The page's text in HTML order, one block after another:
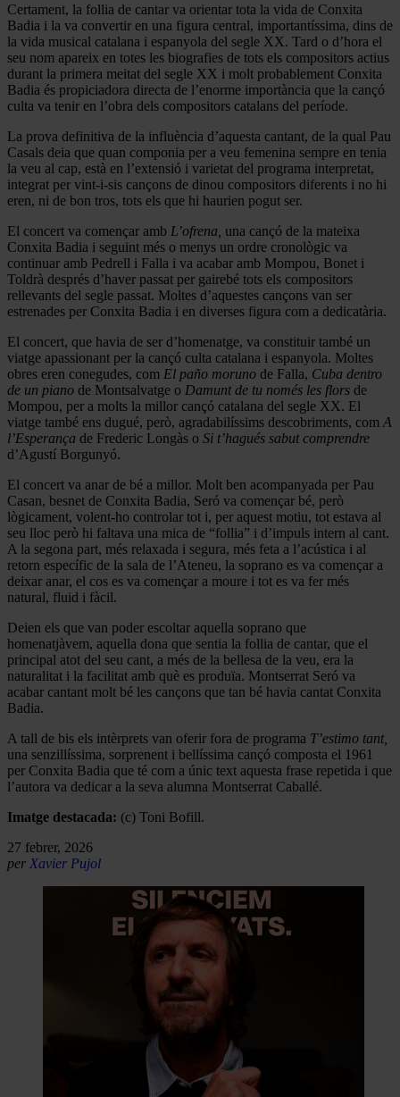
Certament, la follia de cantar va orientar tota la vida de Conxita
Badia i la va convertir en una figura central, importantíssima, dins de
la vida musical catalana i espanyola del segle XX. Tard o d’hora el
seu nom apareix en totes les biografies de tots els compositors actius
durant la primera meitat del segle XX i molt probablement Conxita
Badia és propiciadora directa de l’enorme importància que la cançó
culta va tenir en l’obra dels compositors catalans del període.
La prova definitiva de la influència d’aquesta cantant, de la qual Pau
Casals deia que quan componia per a veu femenina sempre en tenia
la veu al cap, està en l’extensió i varietat del programa interpretat,
integrat per vint-i-sis cançons de dinou compositors diferents i no hi
eren, ni de bon tros, tots els que hi haurien pogut ser.
El concert va començar amb L’ofrena, una cançó de la mateixa
Conxita Badia i seguint més o menys un ordre cronològic va
continuar amb Pedrell i Falla i va acabar amb Mompou, Bonet i
Toldrà després d’haver passat per gairebé tots els compositors
rellevants del segle passat. Moltes d’aquestes cançons van ser
estrenades per Conxita Badia i en diverses figura com a dedicatària.
El concert, que havia de ser d’homenatge, va constituir també un
viatge apassionant per la cançó culta catalana i espanyola. Moltes
obres eren conegudes, com El paño moruno de Falla, Cuba dentro
de un piano de Montsalvatge o Damunt de tu només les flors de
Mompou, per a molts la millor cançó catalana del segle XX. El
viatge també ens dugué, però, agradabilíssims descobriments, com A
l’Esperança de Frederic Longàs o Si t’hagués sabut comprendre
d’Agustí Borgunyó.
El concert va anar de bé a millor. Molt ben acompanyada per Pau
Casan, besnet de Conxita Badia, Seró va començar bé, però
lògicament, volent-ho controlar tot i, per aquest motiu, tot estava al
seu lloc però hi faltava una mica de “follia” i d’impuls intern al cant.
A la segona part, més relaxada i segura, més feta a l’acústica i al
retorn específic de la sala de l’Ateneu, la soprano es va començar a
deixar anar, el cos es va començar a moure i tot es va fer més
natural, fluid i fàcil.
Deien els que van poder escoltar aquella soprano que
homenatjàvem, aquella dona que sentia la follia de cantar, que el
principal atot del seu cant, a més de la bellesa de la veu, era la
naturalitat i la facilitat amb què es produïa. Montserrat Seró va
acabar cantant molt bé les cançons que tan bé havia cantat Conxita
Badia.
A tall de bis els intèrprets van oferir fora de programa T’estimo tant,
una senzillíssima, sorprenent i bellíssima cançó composta el 1961
per Conxita Badia que té com a únic text aquesta frase repetida i que
l’autora va dedicar a la seva alumna Montserrat Caballé.
Imatge destacada: (c) Toni Bofill.
27 febrer, 2026
per Xavier Pujol